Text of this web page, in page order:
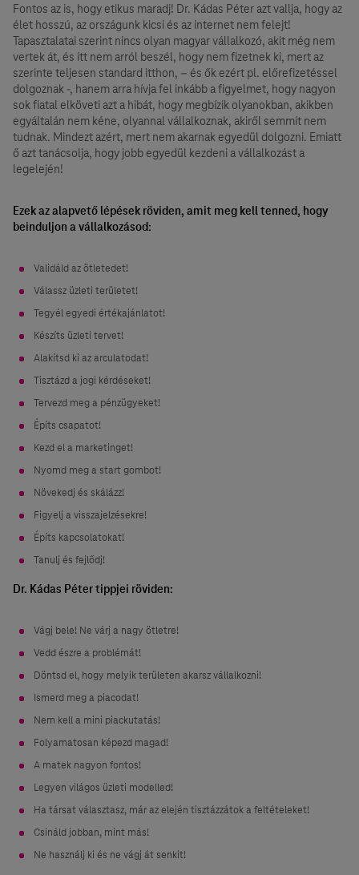
Fontos az is, hogy etikus maradj! Dr. Kádas Péter azt vallja, hogy az
élet hosszú, az országunk kicsi és az internet nem felejt!
Tapasztalatai szerint nincs olyan magyar vállalkozó, akit még nem
vertek át, és itt nem arról beszél, hogy nem fizetnek ki, mert az
szerinte teljesen standard itthon, – és ők ezért pl. előrefizetéssel
dolgoznak -, hanem arra hívja fel inkább a figyelmet, hogy nagyon
sok fiatal elköveti azt a hibát, hogy megbízik olyanokban, akikben
egyáltalán nem kéne, olyannal vállalkoznak, akiről semmit nem
tudnak. Mindezt azért, mert nem akarnak egyedül dolgozni. Emiatt
ő azt tanácsolja, hogy jobb egyedül kezdeni a vállalkozást a
legelején!
Ezek az alapvető lépések röviden, amit meg kell tenned, hogy
beinduljon a vállalkozásod:
Validáld az ötletedet!
Válassz üzleti területet!
Tegyél egyedi értékajánlatot!
Készíts üzleti tervet!
Alakítsd ki az arculatodat!
Tisztázd a jogi kérdéseket!
Tervezd meg a pénzügyeket!
Építs csapatot!
Kezd el a marketinget!
Nyomd meg a start gombot!
Növekedj és skálázz!
Figyelj a visszajelzésekre!
Építs kapcsolatokat!
Tanulj és fejlődj!
Dr. Kádas Péter tippjei röviden:
Vágj bele! Ne várj a nagy ötletre!
Vedd észre a problémát!
Döntsd el, hogy melyik területen akarsz vállalkozni!
Ismerd meg a piacodat!
Nem kell a mini piackutatás!
Folyamatosan képezd magad!
A matek nagyon fontos!
Legyen világos üzleti modelled!
Ha társat választasz, már az elején tisztázzátok a feltételeket!
Csináld jobban, mint más!
Ne használj ki és ne vágj át senkit!